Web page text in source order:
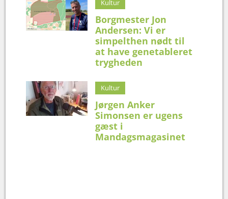
Kultur
Borgmester Jon
Andersen: Vi er
simpelthen nødt til
at have genetableret
trygheden
Kultur
Jørgen Anker
Simonsen er ugens
gæst i
Mandagsmagasinet